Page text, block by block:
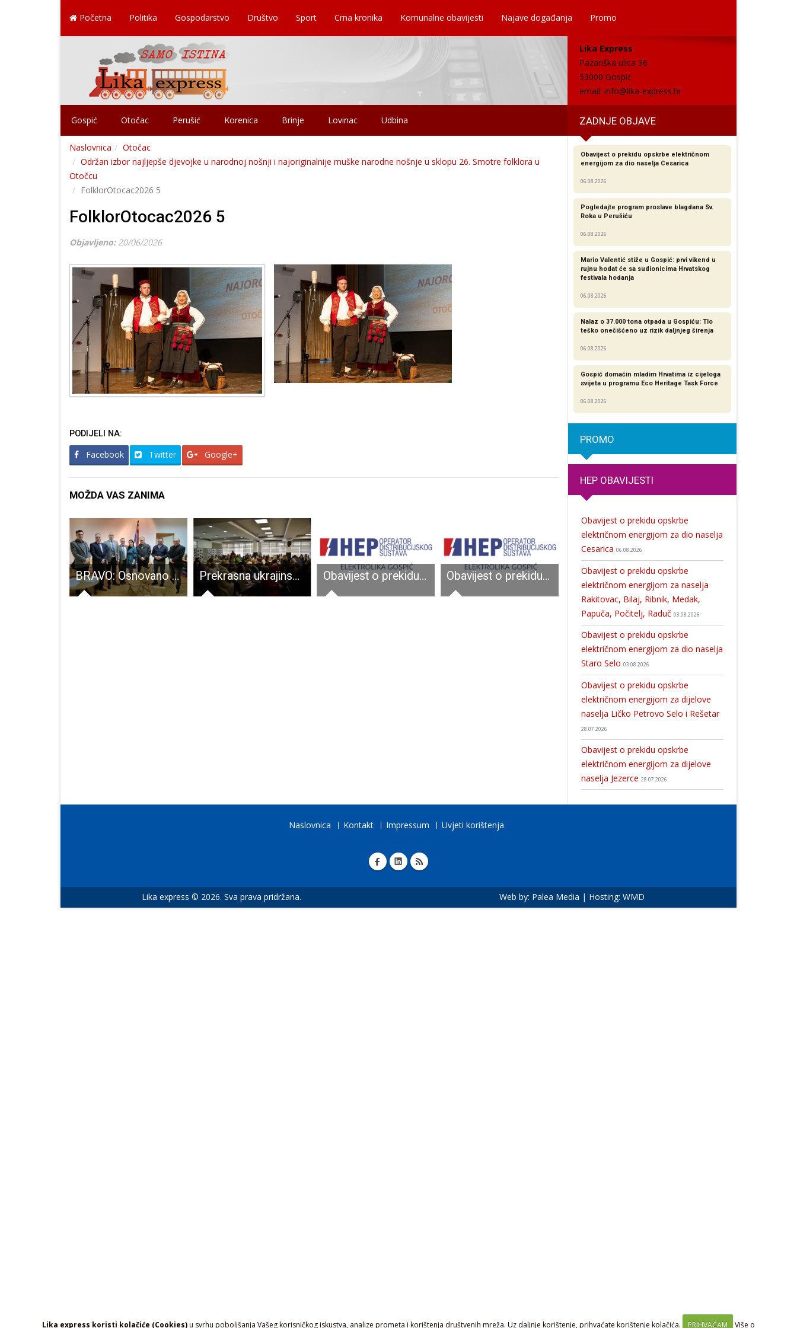
Lika express koristi kolačiće (Cookies)u svrhu poboljšanja Vašeg korisničkog iskustva, analize prometa i korištenja društvenih mreža. Uz daljnje korištenje, prihvaćate korištenje kolačića. PRIHVAĆAM Više o
Početna Politika Gospodarstvo Društvo Sport Crna kronika Komunalne obavijesti Najave događanja Promo
Lika Express
Pazariška ulica 36
53000 Gospić
email: info@lika-express.hr
Gospić Otočac Perušić Korenica Brinje Lovinac Udbina ZADNJE OBJAVE
Naslovnica
Otočac
Održan izbor najljepše djevojke u narodnoj nošnji i najoriginalnije muške narodne nošnje u sklopu 26. Smotre folklora u
Otočcu
FolklorOtocac2026 5
FolklorOtocac2026 5
Objavljeno: 20/06/2026
PODIJELI NA:
Facebook Twitter Google+
MOŽDA VAS ZANIMA
BRAVO: Osnovano Znanstveno i kulturno društvo Kosinj Prekrasna ukrajinsko-hrvatska priča iz srca Like Obavijest o prekidu opskrbe električnom energijom za dio grada Gospića Obavijest o prekidu opskrbe električnom energijom za dio naselja Sveti Rok Nova ulaganja Vlade RH u Ličko-senjsku županiju: ministar Bačić donio ugovore vrijedne gotovo šest milijuna eura
Obavijest o prekidu opskrbe električnom
energijom za dio naselja Cesarica
06.08.2026
Pogledajte program proslave blagdana Sv.
Roka u Perušiću
06.08.2026
Mario Valentić stiže u Gospić: prvi vikend u
rujnu hodat će sa sudionicima Hrvatskog
festivala hodanja
06.08.2026
Nalaz o 37.000 tona otpada u Gospiću: Tlo
teško onečišćeno uz rizik daljnjeg širenja
06.08.2026
Gospić domaćin mladim Hrvatima iz cijeloga
svijeta u programu Eco Heritage Task Force
06.08.2026
PROMO
HEP OBAVIJESTI
Obavijest o prekidu opskrbe
električnom energijom za dio naselja
Cesarica 06.08.2026
Obavijest o prekidu opskrbe
električnom energijom za naselja
Rakitovac, Bilaj, Ribnik, Medak,
Papuča, Počitelj, Raduč 03.08.2026
Obavijest o prekidu opskrbe
električnom energijom za dio naselja
Staro Selo 03.08.2026
Obavijest o prekidu opskrbe
električnom energijom za dijelove
naselja Ličko Petrovo Selo i Rešetar
28.07.2026
Obavijest o prekidu opskrbe
električnom energijom za dijelove
naselja Jezerce 28.07.2026
Naslovnica Kontakt Impressum Uvjeti korištenja
Lika express © 2026. Sva prava pridržana. Web by: Palea Media | Hosting: WMD